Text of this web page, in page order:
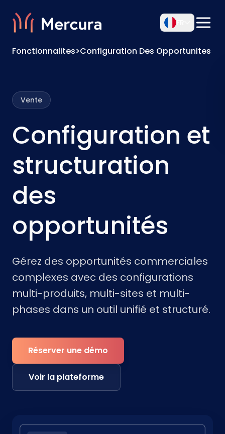
Fonctionnalites>Configuration Des Opportunites
Vente
Configuration et
structuration
des
opportunités
Gérez des opportunités commerciales
complexes avec des configurations
multi-produits, multi-sites et multi-
phases dans un outil unifié et structuré.
Réserver une démo
Voir la plateforme